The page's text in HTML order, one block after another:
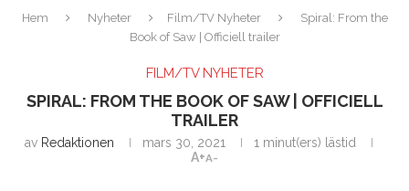
Hem Nyheter Film/TV Nyheter
Spiral: From the
Book of Saw | Officiell trailer
FILM/TV NYHETER
SPIRAL: FROM THE BOOK OF SAW | OFFICIELL
TRAILER
av Redaktionen mars 30, 2021
1 minut(ers) lästid
A+A-